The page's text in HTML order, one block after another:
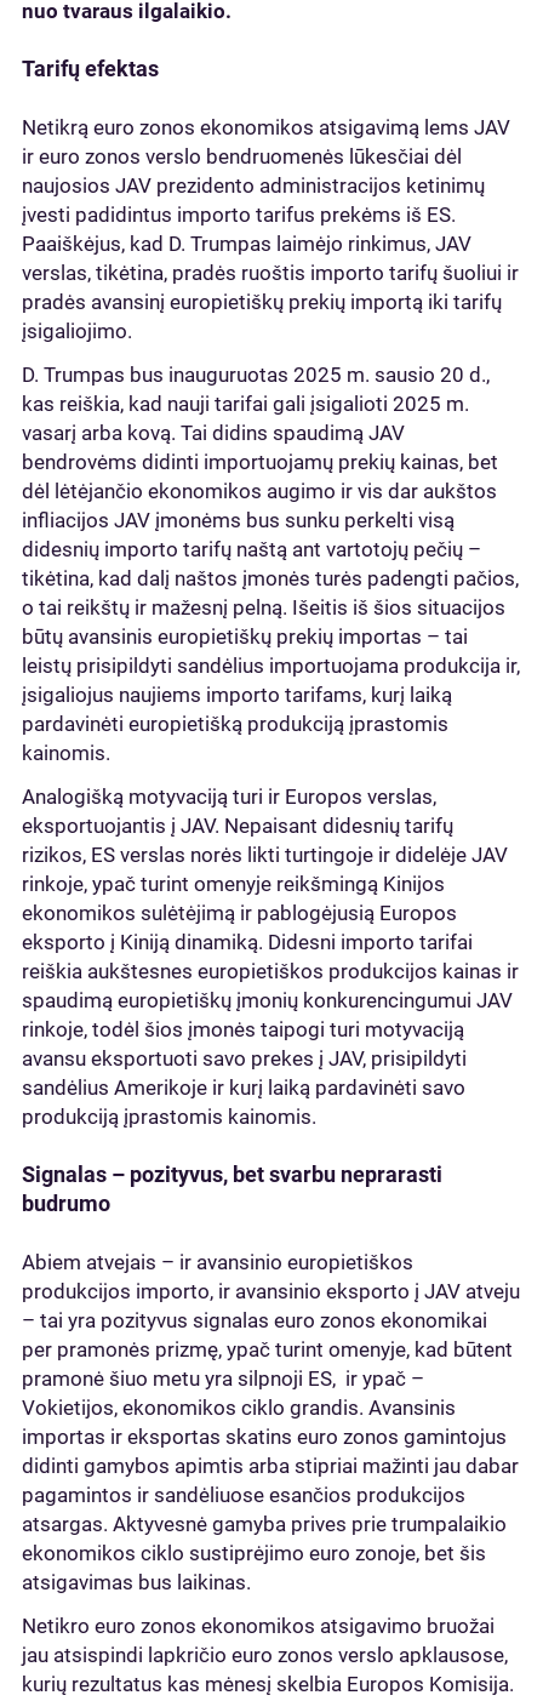
nuo tvaraus ilgalaikio.
Tarifų efektas
Netikrą euro zonos ekonomikos atsigavimą lems JAV
ir euro zonos verslo bendruomenės lūkesčiai dėl
naujosios JAV prezidento administracijos ketinimų
įvesti padidintus importo tarifus prekėms iš ES.
Paaiškėjus, kad D. Trumpas laimėjo rinkimus, JAV
verslas, tikėtina, pradės ruoštis importo tarifų šuoliui ir
pradės avansinį europietiškų prekių importą iki tarifų
įsigaliojimo.
D. Trumpas bus inauguruotas 2025 m. sausio 20 d.,
kas reiškia, kad nauji tarifai gali įsigalioti 2025 m.
vasarį arba kovą. Tai didins spaudimą JAV
bendrovėms didinti importuojamų prekių kainas, bet
dėl lėtėjančio ekonomikos augimo ir vis dar aukštos
infliacijos JAV įmonėms bus sunku perkelti visą
didesnių importo tarifų naštą ant vartotojų pečių –
tikėtina, kad dalį naštos įmonės turės padengti pačios,
o tai reikštų ir mažesnį pelną. Išeitis iš šios situacijos
būtų avansinis europietiškų prekių importas – tai
leistų prisipildyti sandėlius importuojama produkcija ir,
įsigaliojus naujiems importo tarifams, kurį laiką
pardavinėti europietišką produkciją įprastomis
kainomis.
Analogišką motyvaciją turi ir Europos verslas,
eksportuojantis į JAV. Nepaisant didesnių tarifų
rizikos, ES verslas norės likti turtingoje ir didelėje JAV
rinkoje, ypač turint omenyje reikšmingą Kinijos
ekonomikos sulėtėjimą ir pablogėjusią Europos
eksporto į Kiniją dinamiką. Didesni importo tarifai
reiškia aukštesnes europietiškos produkcijos kainas ir
spaudimą europietiškų įmonių konkurencingumui JAV
rinkoje, todėl šios įmonės taipogi turi motyvaciją
avansu eksportuoti savo prekes į JAV, prisipildyti
sandėlius Amerikoje ir kurį laiką pardavinėti savo
produkciją įprastomis kainomis.
Signalas – pozityvus, bet svarbu neprarasti
budrumo
Abiem atvejais – ir avansinio europietiškos
produkcijos importo, ir avansinio eksporto į JAV atveju
– tai yra pozityvus signalas euro zonos ekonomikai
per pramonės prizmę, ypač turint omenyje, kad būtent
pramonė šiuo metu yra silpnoji ES, ir ypač –
Vokietijos, ekonomikos ciklo grandis. Avansinis
importas ir eksportas skatins euro zonos gamintojus
didinti gamybos apimtis arba stipriai mažinti jau dabar
pagamintos ir sandėliuose esančios produkcijos
atsargas. Aktyvesnė gamyba prives prie trumpalaikio
ekonomikos ciklo sustiprėjimo euro zonoje, bet šis
atsigavimas bus laikinas.
Netikro euro zonos ekonomikos atsigavimo bruožai
jau atsispindi lapkričio euro zonos verslo apklausose,
kurių rezultatus kas mėnesį skelbia Europos Komisija.